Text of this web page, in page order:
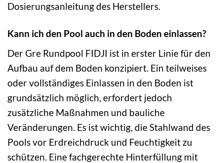
Dosierungsanleitung des Herstellers.
Kann ich den Pool auch in den Boden einlassen?
Der Gre Rundpool FIDJI ist in erster Linie für den
Aufbau auf dem Boden konzipiert. Ein teilweises
oder vollständiges Einlassen in den Boden ist
grundsätzlich möglich, erfordert jedoch
zusätzliche Maßnahmen und bauliche
Veränderungen. Es ist wichtig, die Stahlwand des
Pools vor Erdreichdruck und Feuchtigkeit zu
schützen. Eine fachgerechte Hinterfüllung mit